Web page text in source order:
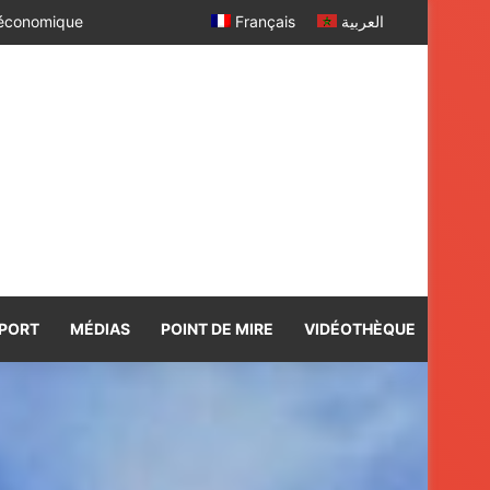
Les images Français العربية
MÉDIAS POINT DE MIRE VIDÉOTHÈQUE